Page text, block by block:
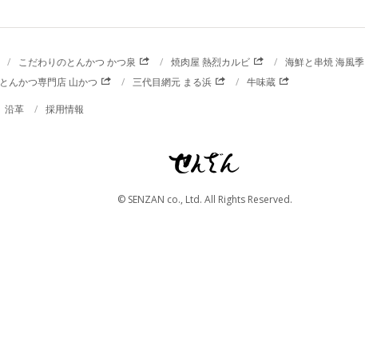
こだわりのとんかつ かつ泉 焼肉屋 熱烈カルビ 海鮮と串焼 海風季
とんかつ専門店 山かつ 三代目網元 まる浜
牛味蔵
沿革 採用情報
© SENZAN co., Ltd. All Rights Reserved.